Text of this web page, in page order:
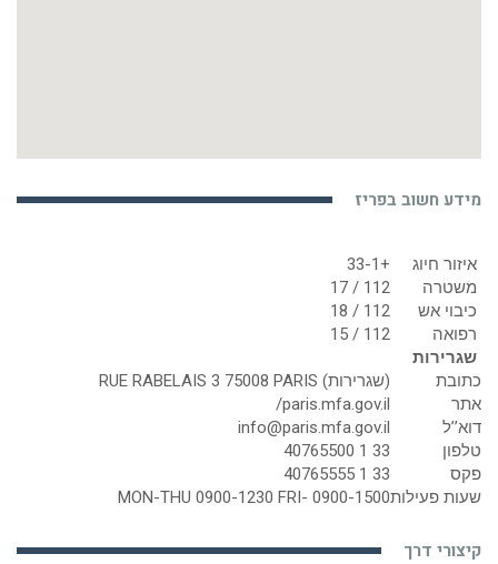
מידע חשוב בפריז
איזור חיוג
+33-1
משטרה
112 / 17
כיבוי אש
112 / 18
רפואה
112 / 15
שגרירות
כתובת
(שגרירות) RUE RABELAIS 3 75008 PARIS
אתר
paris.mfa.gov.il/
דוא’’ל
info@paris.mfa.gov.il
טלפון
33 1 40765500
פקס
33 1 40765555
שעות פעילותMON-THU 0900-1230 FRI- 0900-1500
קיצורי דרך